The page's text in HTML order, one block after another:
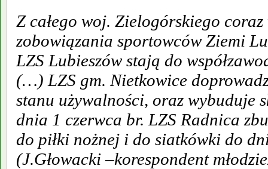
Z całego woj. Zielogórskiego
zobowiązania sportowców Ziemi
LZS Lubieszów stają do
(…) LZS gm. Nietkowice
stanu używalności, oraz wybuduje
dnia 1 czerwca br. LZS Radnica
do piłki nożnej i do siatkówki do
(J.Głowacki –korespondent